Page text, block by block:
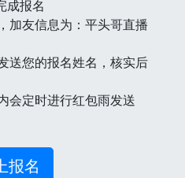
成报名
加友信息为：平头哥直播
送您的报名姓名，核实后
会定时进行红包雨发送
报名